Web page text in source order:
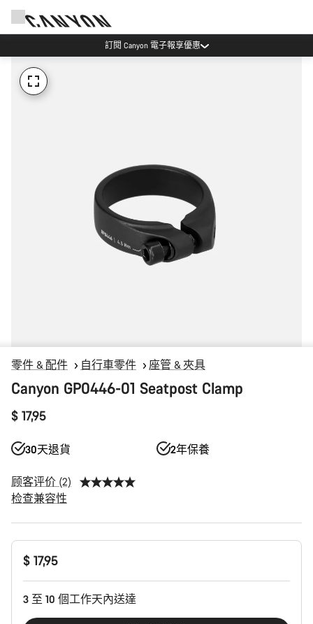
訂閱 Canyon 電子報享優惠
零件 & 配件 自行車零件 座管 & 夾具
Canyon GP0446-01 Seatpost Clamp
$ 17,95
30天退貨 2年保養
顾客评价 (2)
检查兼容性
产
$ 17,95
3 至 10 個工作天內送達